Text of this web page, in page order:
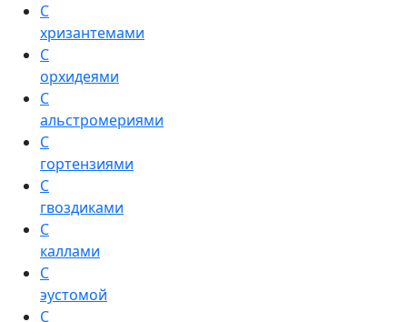
С
хризантемами
С
орхидеями
С
альстромериями
С
гортензиями
С
гвоздиками
С
каллами
С
эустомой
С